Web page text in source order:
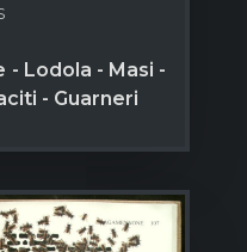
- Lodola - Masi -
- Guarneri